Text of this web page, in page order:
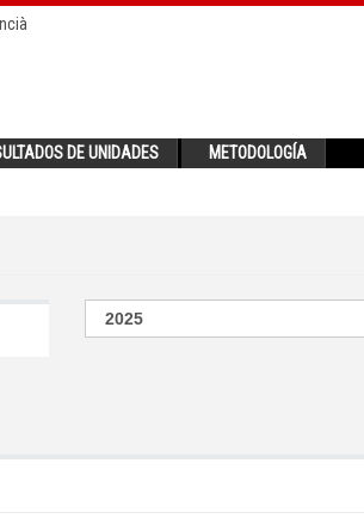
DE UNIDADES METODOLOGÍA